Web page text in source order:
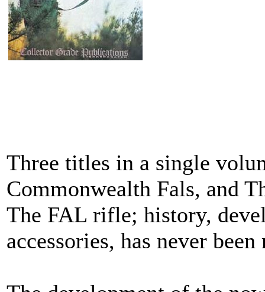
Three titles in a single
Commonwealth Fals, and
The FAL rifle; history,
accessories, has never